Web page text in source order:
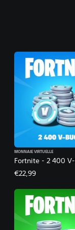
Fortnite - 2 400
MONNAIE VIRTUELLE
€22,99